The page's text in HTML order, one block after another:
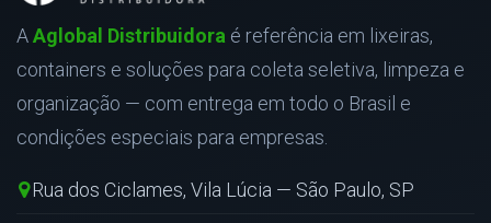
AAglobal Distribuidora é referência em lixeiras,
containers e soluções para coleta seletiva, limpeza e
organização — com entrega em todo o Brasil e
condições especiais para empresas.
Rua dos Ciclames, Vila Lúcia — São Paulo, SP